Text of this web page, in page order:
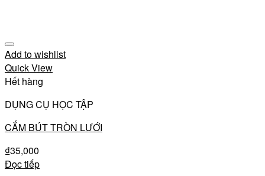
Add to wishlist
Quick View
Hết hàng
DỤNG CỤ HỌC TẬP
CẮM BÚT TRÒN LƯỚI
₫35,000
Đọc tiếp